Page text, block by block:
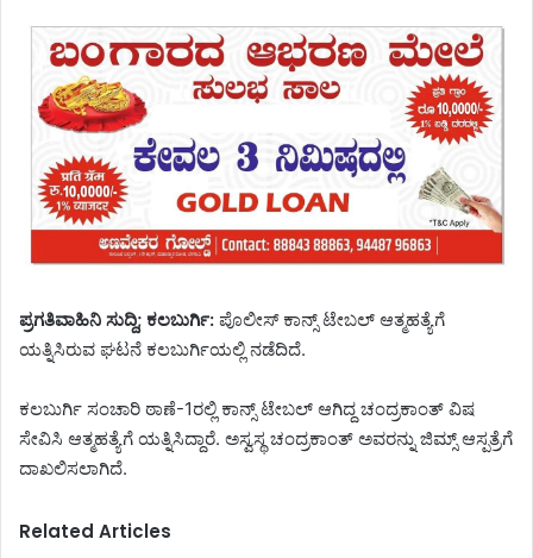
ಪ್ರಗತಿವಾಹಿನಿ ಸುದ್ದಿ; ಕಲಬುರ್ಗಿ: ಪೊಲೀಸ್ ಕಾನ್ಸ್ ಟೇಬಲ್ ಆತ್ಮಹತ್ಯೆಗೆ
ಯತ್ನಿಸಿರುವ ಘಟನೆ ಕಲಬುರ್ಗಿಯಲ್ಲಿ ನಡೆದಿದೆ.
ಕಲಬುರ್ಗಿ ಸಂಚಾರಿ ಠಾಣೆ-1ರಲ್ಲಿ ಕಾನ್ಸ್ ಟೇಬಲ್ ಆಗಿದ್ದ ಚಂದ್ರಕಾಂತ್ ವಿಷ
ಸೇವಿಸಿ ಆತ್ಮಹತ್ಯೆಗೆ ಯತ್ನಿಸಿದ್ದಾರೆ. ಅಸ್ವಸ್ಥ ಚಂದ್ರಕಾಂತ್ ಅವರನ್ನು ಜಿಮ್ಸ್ ಆಸ್ಪತ್ರೆಗೆ
ದಾಖಲಿಸಲಾಗಿದೆ.
Related Articles